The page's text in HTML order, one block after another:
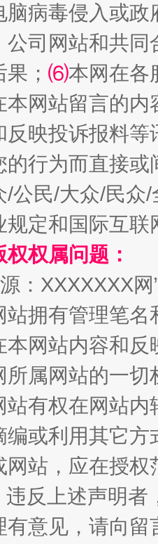
、白藏房 除
脑病毒侵入或
公司网站和共
； ⑹本网在各
本网站留言的内
反映投诉报料
的行为而直接
/公民/大众/民
规定和国际互
权属问题：
：XXXXXXX
站拥有管理笔
本网站内容和
所属网站的一
站有权在网站
编或利用其它
网站，应在授
违反上述声明
有意见，请向